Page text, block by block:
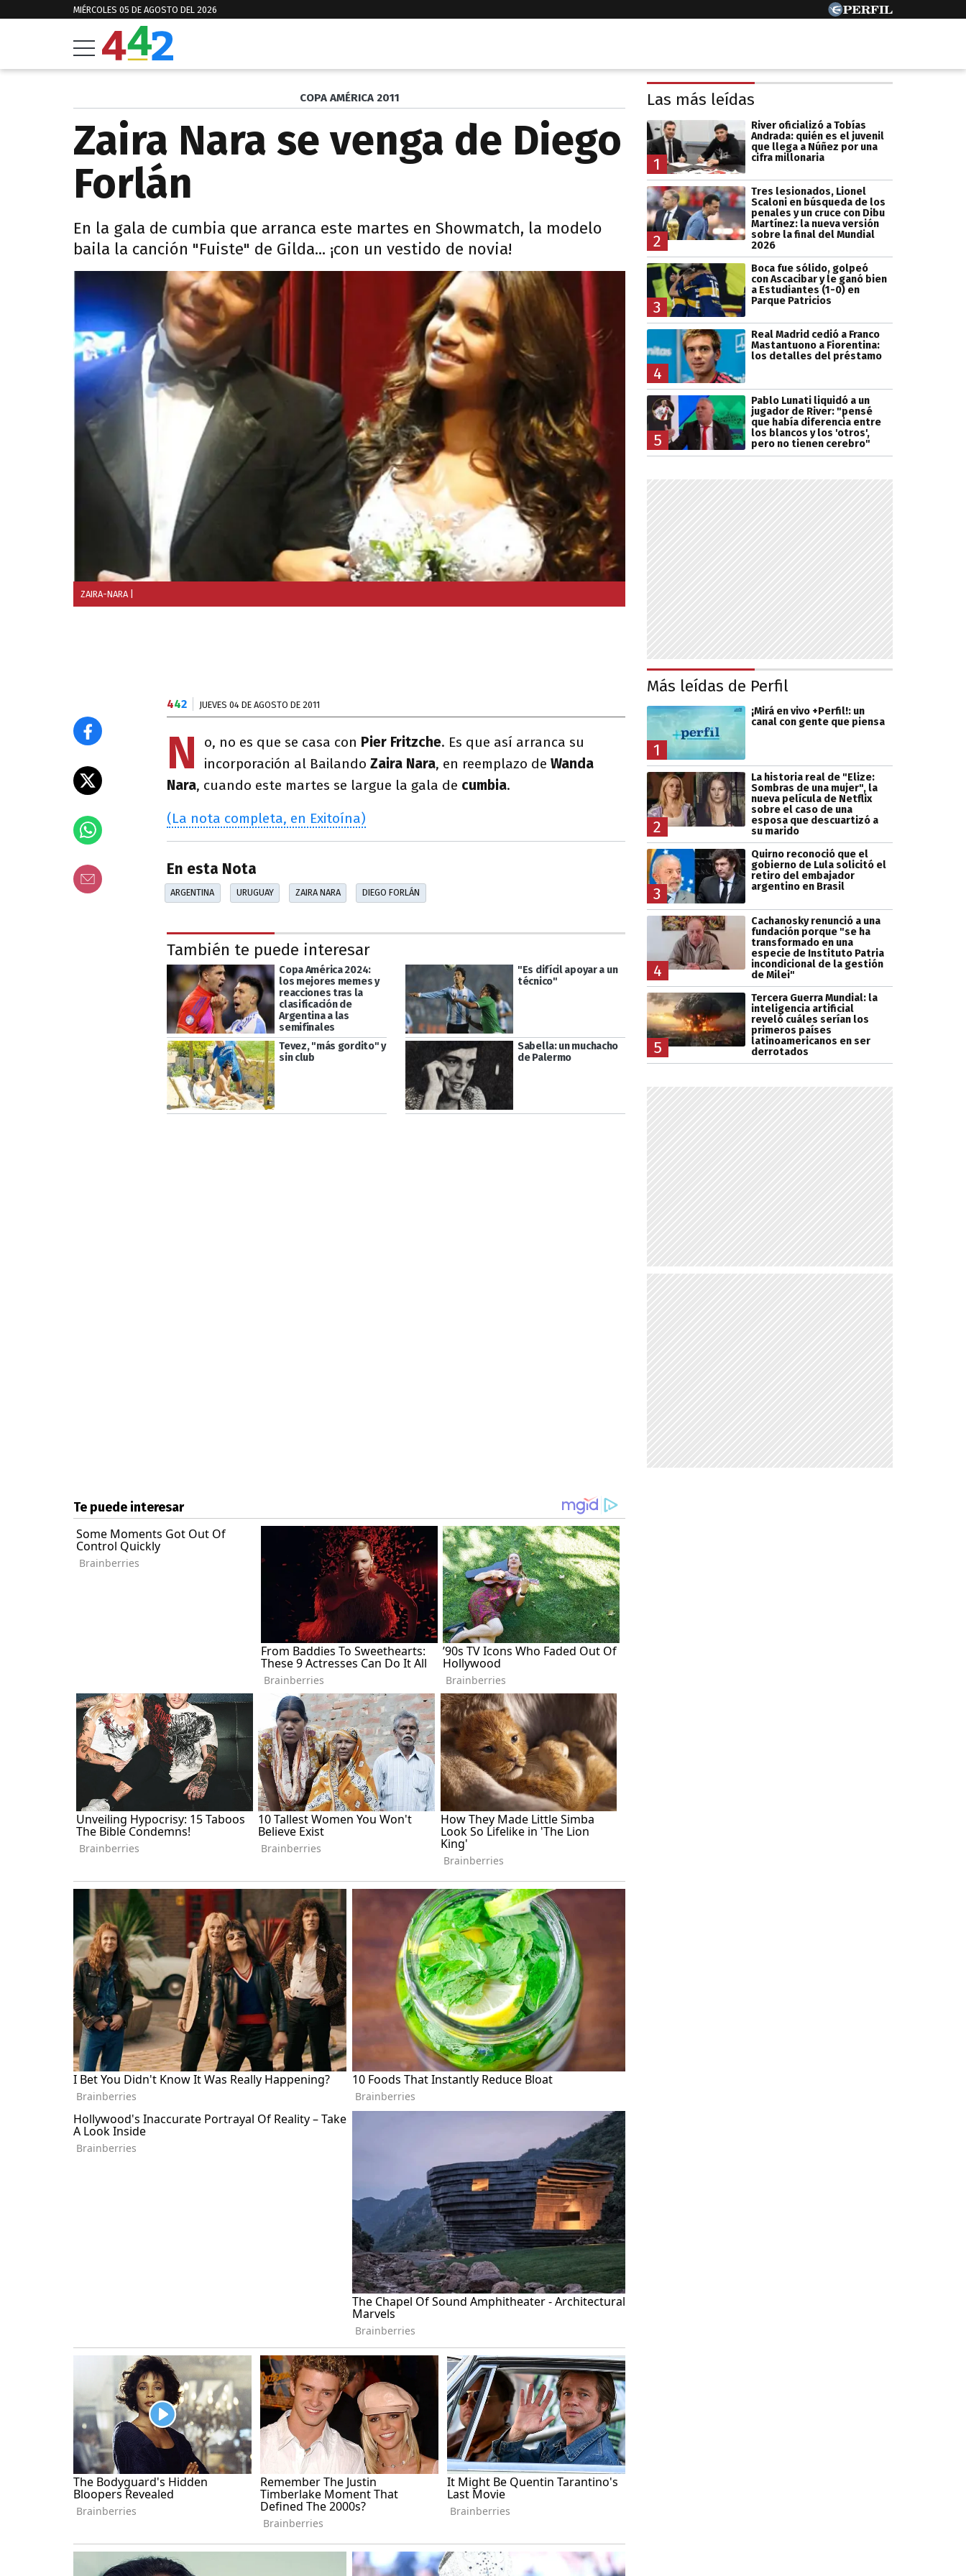
MIÉRCOLES 05 DE AGOSTO DEL 2026
COPA AMÉRICA 2011
Zaira Nara se venga de Diego
Forlán
En la gala de cumbia que arranca este martes en Showmatch, la modelo
baila la canción "Fuiste" de Gilda... ¡con un vestido de novia!
ZAIRA-NARA
442 JUEVES 04 DE AGOSTO DE 2011
N o, no es que se casa con Pier Fritzche. Es que así arranca su
incorporación al Bailando Zaira Nara, en reemplazo de Wanda
Nara, cuando este martes se largue la gala de cumbia.
(La nota completa, en Exitoína)
En esta Nota
ARGENTINA URUGUAY ZAIRA NARA DIEGO FORLÁN
También te puede interesar
Copa América 2024:
los mejores memes y
reacciones tras la
clasificación de
Argentina a las
semifinales
"Es difícil apoyar a un
técnico"
Tevez, "más gordito" y
sin club
Sabella: un muchacho
de Palermo
Las más leídas
1
River oficializó a Tobías
Andrada: quién es el juvenil
que llega a Núñez por una
cifra millonaria
2
Tres lesionados, Lionel
Scaloni en búsqueda de los
penales y un cruce con Dibu
Martínez: la nueva versión
sobre la final del Mundial
2026
3
Boca fue sólido, golpeó
con Ascacibar y le ganó bien
a Estudiantes (1-0) en
Parque Patricios
4
Real Madrid cedió a Franco
Mastantuono a Fiorentina:
los detalles del préstamo
5
Pablo Lunati liquidó a un
jugador de River: "pensé
que había diferencia entre
los blancos y los 'otros',
pero no tienen cerebro"
Más leídas de Perfil
1
¡Mirá en vivo +Perfil!: un
canal con gente que piensa
2
La historia real de "Elize:
Sombras de una mujer", la
nueva película de Netflix
sobre el caso de una
esposa que descuartizó a
su marido
3
Quirno reconoció que el
gobierno de Lula solicitó el
retiro del embajador
argentino en Brasil
4
Cachanosky renunció a una
fundación porque "se ha
transformado en una
especie de Instituto Patria
incondicional de la gestión
de Milei"
5
Tercera Guerra Mundial: la
inteligencia artificial
reveló cuáles serían los
primeros países
latinoamericanos en ser
derrotados